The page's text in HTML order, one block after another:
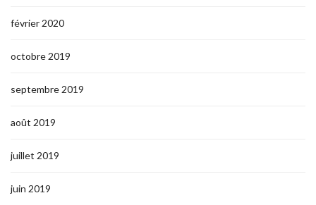
février 2020
octobre 2019
septembre 2019
août 2019
juillet 2019
juin 2019